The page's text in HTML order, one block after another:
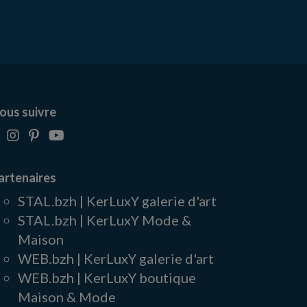
suivre
STAL.bzh | KerLuxY galerie d'art
STAL.bzh | KerLuxY Mode &
Maison
WEB.bzh | KerLuxY galerie d'art
WEB.bzh | KerLuxY boutique
Maison & Mode